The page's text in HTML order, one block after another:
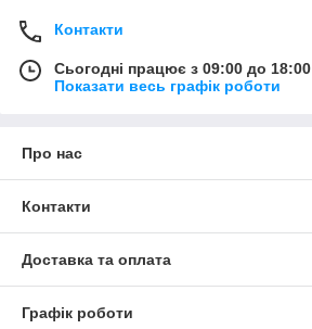
Контакти
Сьогодні працює з 09:00 до 18:00
Показати весь графік роботи
Про нас
Контакти
Доставка та оплата
Графік роботи